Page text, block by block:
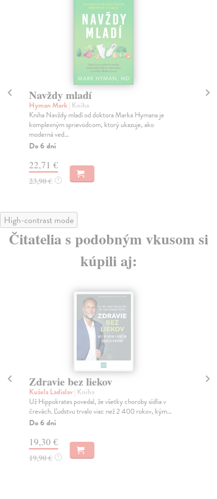
Navždy mladí
Hyman Mark| Kniha
Kniha Navždy mladí od doktora Marka Hymana je
komplexným sprievodcom, ktorý ukazuje, ako
moderná ved...
Do 6 dní
22,71 €
23,90 € ?
High-contrast mode
Čitatelia s podobným vkusom si
kúpili aj:
Zdravie bez liekov
Kužela Ladislav| Kniha
Už Hippokrates povedal, že všetky choroby sídlia v
črevách. Ľudstvu trvalo viac než 2 400 rokov, kým...
Do 6 dní
19,30 €
19,90 € ?